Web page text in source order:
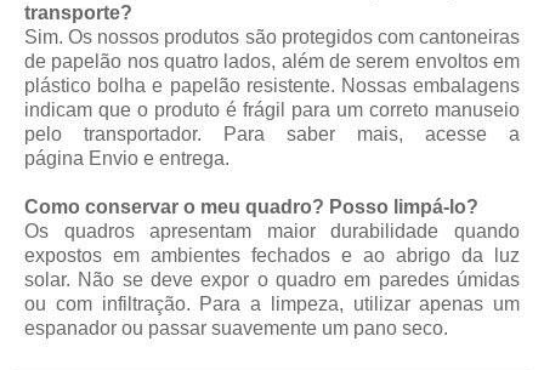
transporte?
Sim. Os nossos produtos são protegidos com cantoneiras
de papelão nos quatro lados, além de serem envoltos em
plástico bolha e papelão resistente. Nossas embalagens
indicam que o produto é frágil para um correto manuseio
pelo transportador. Para saber mais, acesse a
página Envio e entrega.
Como conservar o meu quadro? Posso limpá-lo?
Os quadros apresentam maior durabilidade quando
expostos em ambientes fechados e ao abrigo da luz
solar. Não se deve expor o quadro em paredes úmidas
ou com infiltração. Para a limpeza, utilizar apenas um
espanador ou passar suavemente um pano seco.